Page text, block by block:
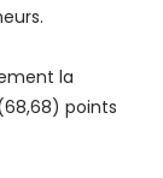
la
points